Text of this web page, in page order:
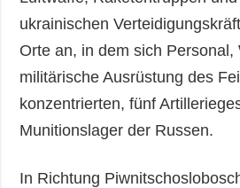
ukrainischen
Orte an, in dem sich Personal,
militärische Ausrüstung des
konzentrierten, fünf
Munitionslager der Russen.
In Richtung